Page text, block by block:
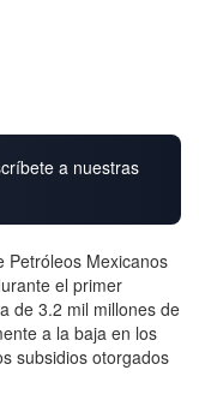
a nuestras
Petróleos Mexicanos
el primer
de 3.2 mil millones de
a la baja en los
subsidios otorgados